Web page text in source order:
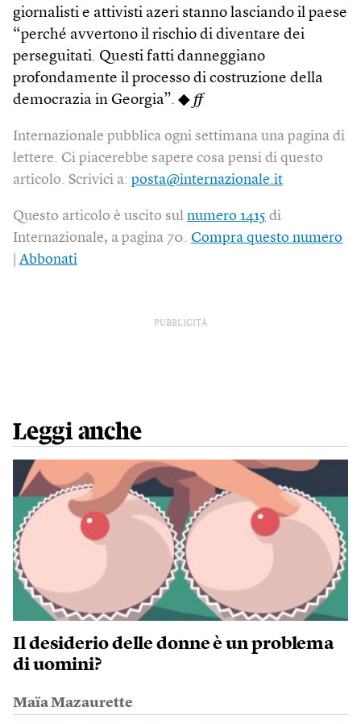
giornalisti e attivisti azeri stanno lasciando il paese
“perché avvertono il rischio di diventare dei
perseguitati. Questi fatti danneggiano
profondamente il processo di costruzione della
democrazia in Georgia”. ◆ ff
Internazionale pubblica ogni settimana una pagina di
lettere. Ci piacerebbe sapere cosa pensi di questo
articolo. Scrivici a: posta@internazionale.it
Questo articolo è uscito sul numero 1415 di
Internazionale, a pagina 70. Compra questo numero
Abbonati
PUBBLICITÀ
Leggi anche
Il desiderio delle donne è un problema
di uomini?
Maïa Mazaurette